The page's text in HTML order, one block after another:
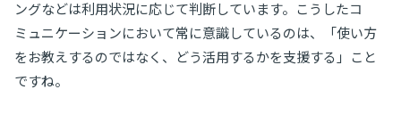
ングなどは利用状況に応じて判断しています。こうしたコ
ミュニケーションにおいて常に意識しているのは、「使い方
をお教えするのではなく、どう活用するかを支援する」こと
ですね。